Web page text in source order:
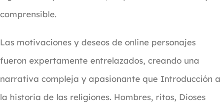
comprensible.
Las motivaciones y deseos de online personajes
fueron expertamente entrelazados, creando una
narrativa compleja y apasionante que Introducción a
la historia de las religiones. Hombres, ritos, Dioses